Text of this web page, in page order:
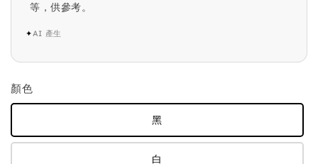
等，供參考。
✦AI 產生
顏色
黑
白